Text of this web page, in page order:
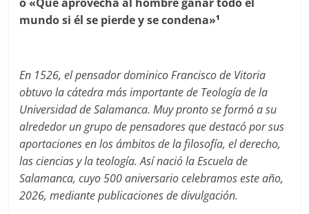
mundo si él se pierde y se condena»1
En 1526, el pensador dominico Francisco de Vitoria
obtuvo la cátedramás importante de Teologíade la
Universidad de Salamanca. Muy pronto se formóa su
alrededor un grupo de pensadores que destacópor sus
aportaciones en losámbitos de la filosofía, el derecho,
las ciencias y la teología. Asínacióla Escuela de
Salamanca, cuyo 500 aniversario celebramos este año,
2026, mediante publicaciones de divulgación.